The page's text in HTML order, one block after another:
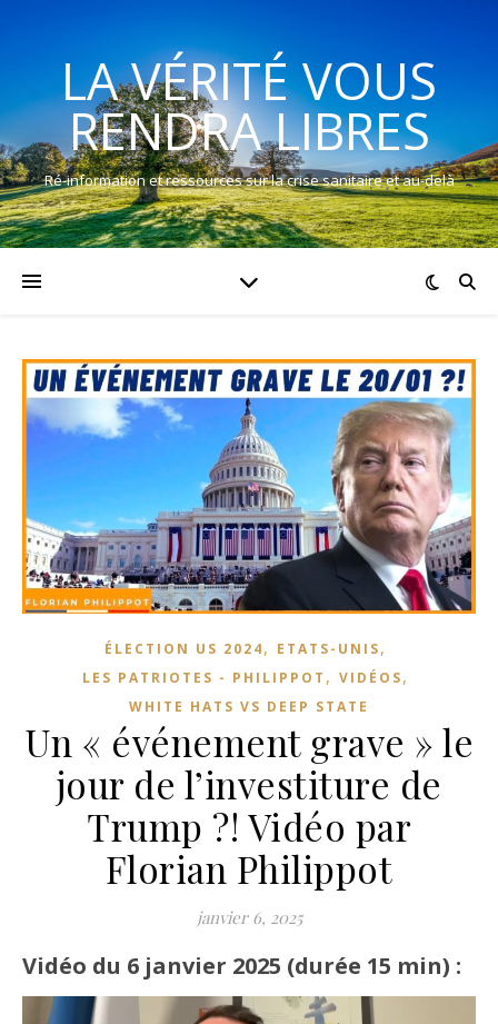
LA VÉRITÉ VOUS
RENDRA LIBRES
Ré-information et ressources sur la crise sanitaire et au-delà
ÉLECTION US 2024, ETATS-UNIS,
LES PATRIOTES - PHILIPPOT , VIDÉOS,
WHITE HATS VS DEEP STATE
Un « événement grave » le
jour de l’investiture de
Trump ?! Vidéo par
Florian Philippot
janvier 6, 2025
Vidéo du 6 janvier 2025 (durée 15 min) :